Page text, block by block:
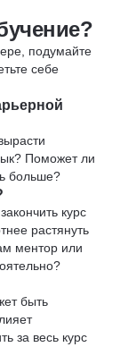
подумайте
себе
Поможет ли
больше?
курс
растянуть
ментор или
быть
за весь курс